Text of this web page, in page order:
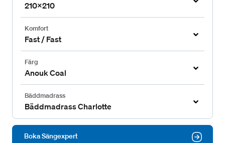
210x210
Komfort
Fast / Fast
Färg
Anouk Coal
Bäddmadrass
Bäddmadrass Charlotte
Boka Sängexpert